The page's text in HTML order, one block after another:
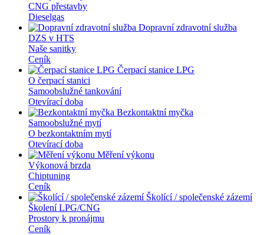
CNG přestavby
Dieselgas
Dopravní zdravotní služba
DZS v HTS
Naše sanitky
Ceník
Čerpací stanice LPG
O čerpací stanici
Samoobslužné tankování
Otevírací doba
Bezkontaktní myčka
Samoobslužné mytí
O bezkontaktním mytí
Otevírací doba
Měření výkonu
Výkonová brzda
Chiptuning
Ceník
Školící / společenské zázemí
Školení LPG/CNG
Prostory k pronájmu
Ceník